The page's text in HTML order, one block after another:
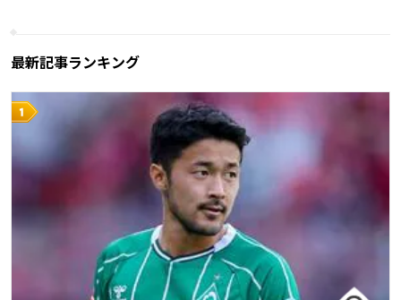
コスタリカ
上田 綺世
田中 碧 久保 建英
鎌田 大地
板倉 滉
堂安 律 前田 大然
伊藤 洋輝
町野 修斗
最新記事ランキング